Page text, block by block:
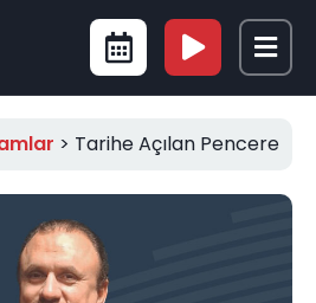
> Tarihe Açılan Pencere